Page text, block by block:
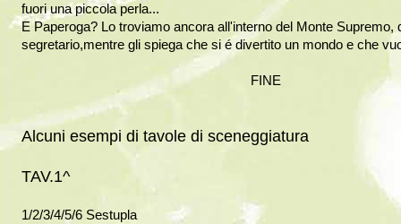
fuori una piccola perla...
E Paperoga? Lo troviamo ancora all'interno del Monte Supremo,
segretario,mentre gli spiega che si é divertito un mondo e che
FINE
Alcuni esempi di tavole di sceneggiatura
TAV.1^
1/2/3/4/5/6 Sestupla